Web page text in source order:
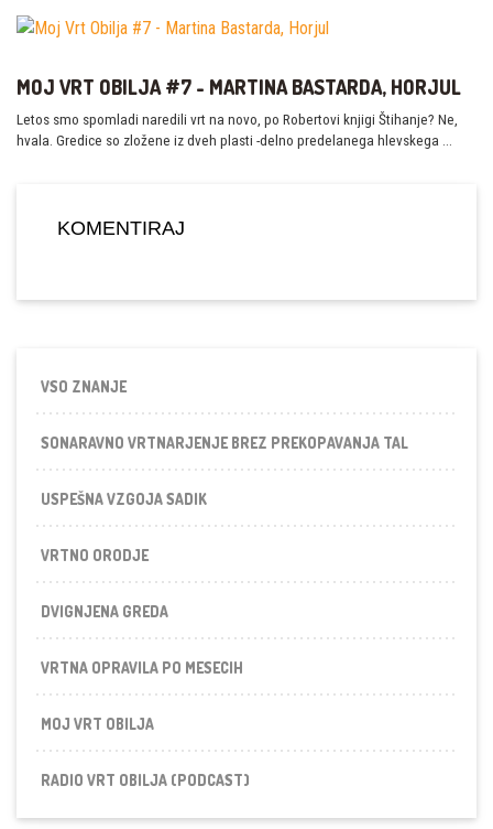
MOJ VRT OBILJA #7 - MARTINA BASTARDA, HORJUL
Letos smo spomladi naredili vrt na novo, po Robertovi knjigi Štihanje? Ne,
hvala. Gredice so zložene iz dveh plasti -delno predelanega hlevskega …
KOMENTIRAJ
VSO ZNANJE
SONARAVNO VRTNARJENJE BREZ PREKOPAVANJA TAL
USPEŠNA VZGOJA SADIK
VRTNO ORODJE
DVIGNJENA GREDA
VRTNA OPRAVILA PO MESECIH
MOJ VRT OBILJA
RADIO VRT OBILJA (PODCAST)